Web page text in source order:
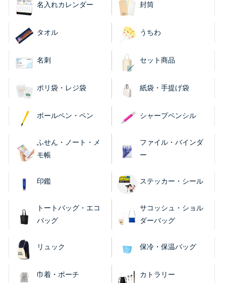
名入れカレンダー 封筒
タオル うちわ
名刺 セット商品
ポリ袋・レジ袋 紙袋・手提げ袋
ボールペン・ペン シャープペンシル
ふせん・ノート・メ
モ帳
ファイル・バインダ
ー
印鑑 ステッカー・シール
トートバッグ・エコ
バッグ
サコッシュ・ショル
ダーバッグ
リュック 保冷・保温バッグ
巾着・ポーチ カトラリー